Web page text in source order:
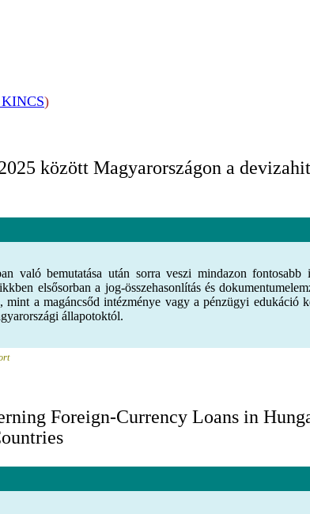
KINCS)
között Magyarországon a
való bemutatása után sorra veszi mindazon
elsősorban a jog-összehasonlítás és
a magáncsőd intézménye vagy a pénzügyi
állapotoktól.
Foreign-Currency Loans in